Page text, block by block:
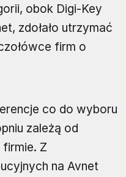
obok Digi-Key
zdołało utrzymać
firm o
co do wyboru
zależą od
Z
na Avnet